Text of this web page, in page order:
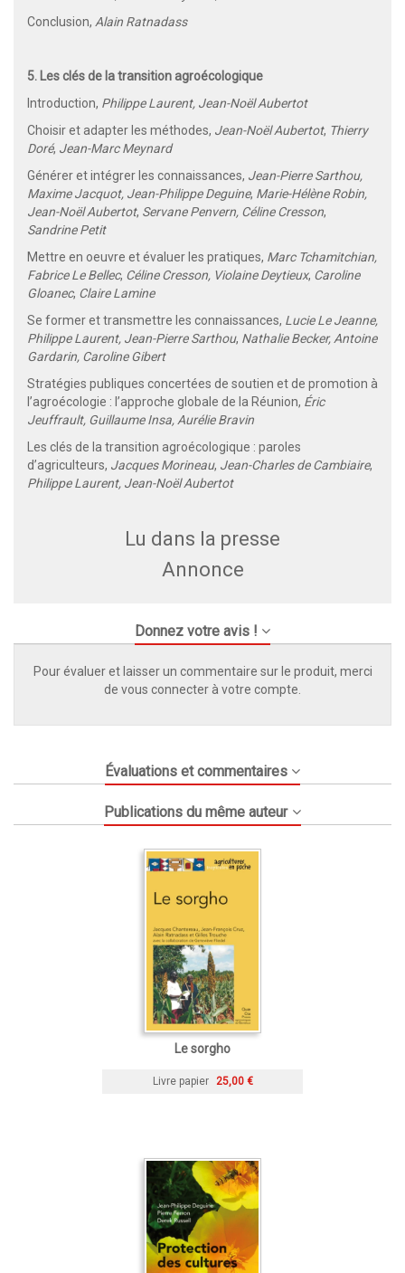
Conclusion, Alain Ratnadass
5. Les clés de la transition agroécologique
Introduction, Philippe Laurent, Jean-Noël Aubertot
Choisir et adapter les méthodes, Jean-Noël Aubertot, Thierry
Doré, Jean-Marc Meynard
Générer et intégrer les connaissances, Jean-Pierre Sarthou,
Maxime Jacquot, Jean-Philippe Deguine, Marie-Hélène Robin,
Jean-Noël Aubertot, Servane Penvern, Céline Cresson,
Sandrine Petit
Mettre en oeuvre et évaluer les pratiques, Marc Tchamitchian,
Fabrice Le Bellec, Céline Cresson, Violaine Deytieux, Caroline
Gloanec, Claire Lamine
Se former et transmettre les connaissances, Lucie Le Jeanne,
Philippe Laurent, Jean-Pierre Sarthou, Nathalie Becker, Antoine
Gardarin, Caroline Gibert
Stratégies publiques concertées de soutien et de promotion à
l’agroécologie : l’approche globale de la Réunion, Éric
Jeuffrault, Guillaume Insa, Aurélie Bravin
Les clés de la transition agroécologique : paroles
d’agriculteurs, Jacques Morineau, Jean-Charles de Cambiaire,
Philippe Laurent, Jean-Noël Aubertot
Lu dans la presse
Annonce
Donnez votre avis !
Pour évaluer et laisser un commentaire sur le produit, merci
de vous connecter à votre compte.
Évaluations et commentaires
Publications du même auteur
Le sorgho
Livre papier 25,00 €